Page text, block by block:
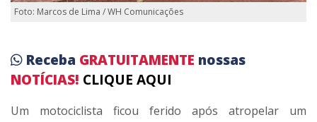
Foto: Marcos de Lima / WH Comunicações
Receba GRATUITAMENTE nossas
NOTÍCIAS! CLIQUE AQUI
Um motociclista ficou ferido após atropelar um